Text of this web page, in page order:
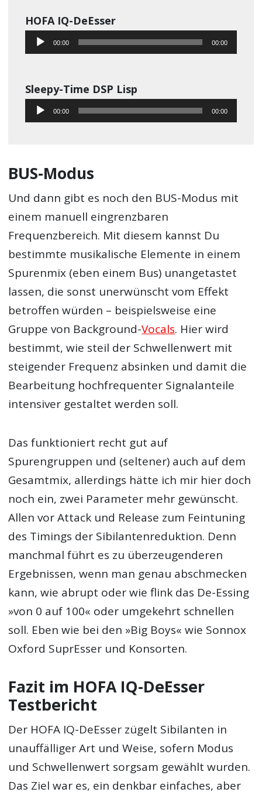
HOFA IQ-DeEsser
Audio-00:00 00:00
Sleepy-Time DSP Lisp
Audio-00:00 00:00
BUS-Modus
Und dann gibt es noch den BUS-Modus mit
einem manuell eingrenzbaren
Frequenzbereich. Mit diesem kannst Du
bestimmte musikalische Elemente in einem
Spurenmix (eben einem Bus) unangetastet
lassen, die sonst unerwünscht vom Effekt
betroffen würden – beispielsweise eine
Gruppe von Background-Vocals. Hier wird
bestimmt, wie steil der Schwellenwert mit
steigender Frequenz absinken und damit die
Bearbeitung hochfrequenter Signalanteile
intensiver gestaltet werden soll.
Das funktioniert recht gut auf
Spurengruppen und (seltener) auch auf dem
Gesamtmix, allerdings hätte ich mir hier doch
noch ein, zwei Parameter mehr gewünscht.
Allen vor Attack und Release zum Feintuning
des Timings der Sibilantenreduktion. Denn
manchmal führt es zu überzeugenderen
Ergebnissen, wenn man genau abschmecken
kann, wie abrupt oder wie flink das De-Essing
»von 0 auf 100« oder umgekehrt schnellen
soll. Eben wie bei den »Big Boys« wie Sonnox
Oxford SuprEsser und Konsorten.
Fazit im HOFA IQ-DeEsser
Testbericht
Der HOFA IQ-DeEsser zügelt Sibilanten in
unauffälliger Art und Weise, sofern Modus
und Schwellenwert sorgsam gewählt wurden.
Das Ziel war es, ein denkbar einfaches, aber